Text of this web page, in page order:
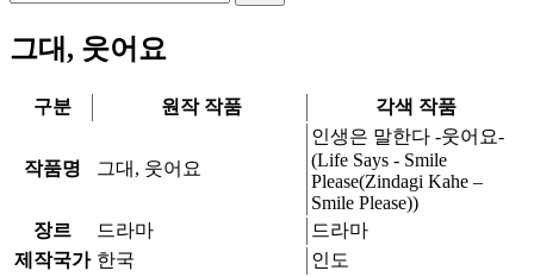
그대, 웃어요
구분 원작 작품 각색 작품
작품명 그대, 웃어요
인생은 말한다 -웃어요-
(Life Says - Smile
Please(Zindagi Kahe –
Smile Please))
장르
드라마
드라마
제작국가 한국
인도